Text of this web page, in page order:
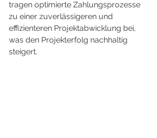
tragen optimierte Zahlungsprozesse
zu einer zuverlässigeren und
effizienteren Projektabwicklung bei,
was den Projekterfolg nachhaltig
steigert.